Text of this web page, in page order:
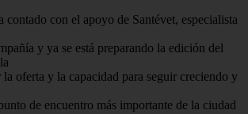
contado con el apoyo de Santévet, especialista
y ya se está preparando la edición del
oferta y la capacidad para seguir creciendo y
de encuentro más importante de la ciudad